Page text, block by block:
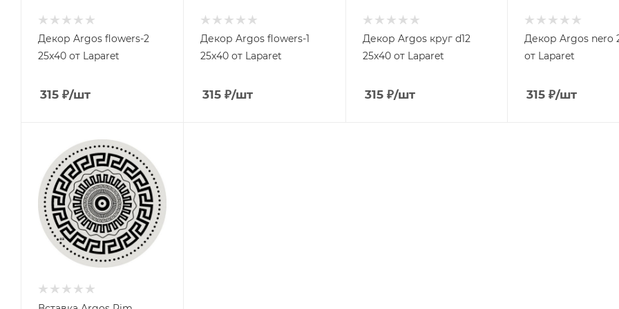
Декор Argos flowers-2
25x40 от Laparet
315 ₽/шт
Декор Argos flowers-1
25x40 от Laparet
315₽/шт
Декор Argos круг d12
25x40 от Laparet
315₽/шт
Декор Argos nero
от Laparet
315 ₽/шт